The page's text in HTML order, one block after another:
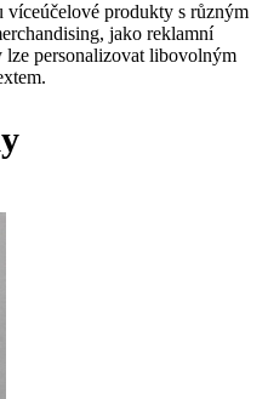
víceúčelové produkty s různým
jako reklamní
lze personalizovat libovolným